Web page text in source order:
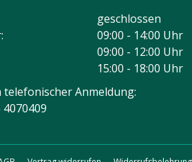
geschlossen
09:00 - 14:00 Uhr
09:00 - 12:00 Uhr
15:00 - 18:00 Uhr
telefonischer Anmeldung:
4070409